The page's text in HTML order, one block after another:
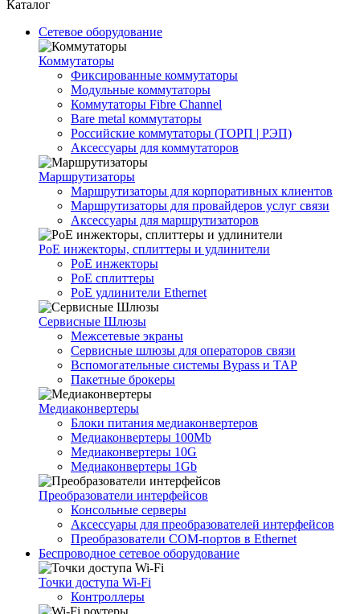
Каталог
Сетевое оборудование
Коммутаторы
Фиксированные коммутаторы
Модульные коммутаторы
Коммутаторы Fibre Channel
Bare metal коммутаторы
Российские коммутаторы (ТОРП | РЭП)
Аксессуары для коммутаторов
Маршрутизаторы
Маршрутизаторы для корпоративных клиентов
Маршрутизаторы для провайдеров услуг связи
Аксессуары для маршрутизаторов
PoE инжекторы, сплиттеры и удлинители
PoE инжекторы
PoE сплиттеры
PoE удлинители Ethernet
Сервисные Шлюзы
Межсетевые экраны
Сервисные шлюзы для операторов связи
Вспомогательные системы Bypass и TAP
Пакетные брокеры
Медиаконвертеры
Блоки питания медиаконвертеров
Медиаконвертеры 100Mb
Медиаконвертеры 10G
Медиаконвертеры 1Gb
Преобразователи интерфейсов
Консольные серверы
Аксессуары для преобразователей интерфейсов
Преобразователи COM-портов в Ethernet
Беспроводное сетевое оборудование
Точки доступа Wi-Fi
Контроллеры